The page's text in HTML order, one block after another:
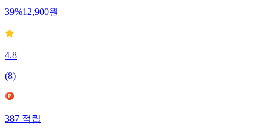
39%12,900원
4.8
(8)
387 적립